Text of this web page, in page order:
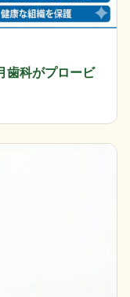
歯科がプロービ